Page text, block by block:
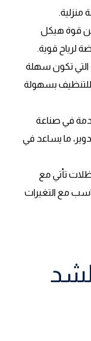
من قوة هيكل
لرياح قوية.
التي تكون سهلة
للتنظيف بسهولة
في صناعة
ما يساعد في
تأتي مع
مع التغيرات